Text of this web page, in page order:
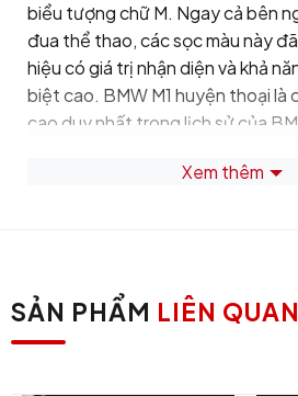
biểu tượng chữ M. Ngay cả bên
đua thể thao, các sọc màu này
hiệu có giá trị nhận diện và khả
biệt cao. BMW M1 huyện thoại là
cao duy nhất trong lịch sử của
Khi BMW Motorsport đổi tên
1993 thì màu tím được thay bằng
Trang bị theo xe Logo BMW
Xem thêm
SẢN PHẨM LIÊN QUAN